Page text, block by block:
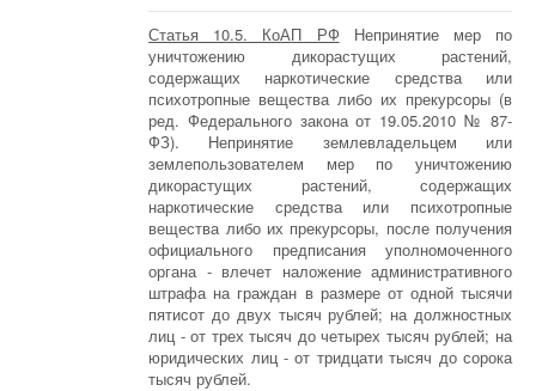
Статья 10.5. КоАП РФ Непринятие мер по
уничтожению дикорастущих растений,
содержащих наркотические средства или
психотропные вещества либо их прекурсоры (в
ред. Федерального закона от 19.05.2010 № 87-
ФЗ). Непринятие землевладельцем или
землепользователем мер по уничтожению
дикорастущих растений, содержащих
наркотические средства или психотропные
вещества либо их прекурсоры, после получения
официального предписания уполномоченного
органа - влечет наложение административного
штрафа на граждан в размере от одной тысячи
пятисот до двух тысяч рублей; на должностных
лиц - от трех тысяч до четырех тысяч рублей; на
юридических лиц - от тридцати тысяч до сорока
тысяч рублей.